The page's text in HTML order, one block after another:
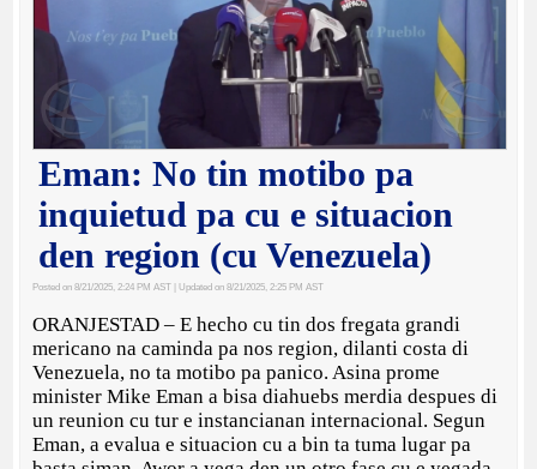
Eman: No tin motibo pa
inquietud pa cu e situacion
den region (cu Venezuela)
Posted on 8/21/2025, 2:24 PM AST | Updated on 8/21/2025, 2:25 PM AST
ORANJESTAD – E hecho cu tin dos fregata grandi
mericano na caminda pa nos region, dilanti costa di
Venezuela, no ta motibo pa panico. Asina prome
minister Mike Eman a bisa diahuebs merdia despues di
un reunion cu tur e instancianan internacional. Segun
Eman, a evalua e situacion cu a bin ta tuma lugar pa